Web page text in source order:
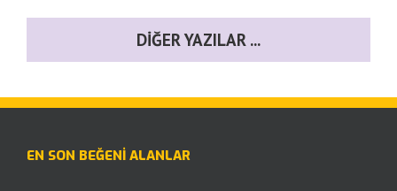
DIĞER YAZILAR ...
EN SON BEĞENI ALANLAR